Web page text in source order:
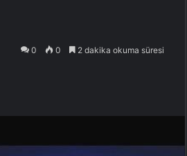
0 0 2 dakika okuma süresi